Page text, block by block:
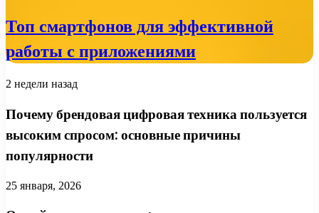
Топ смартфонов для эффективной
работы с приложениями
2 недели назад
Почему брендовая цифровая техника пользуется
высоким спросом: основные причины
популярности
25 января, 2026